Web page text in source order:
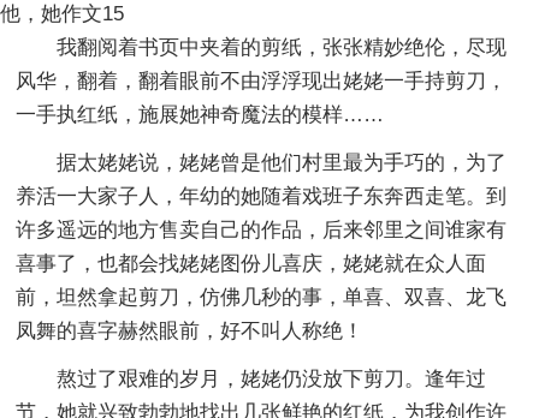
他，她作文15
我翻阅着书页中夹着的剪纸，张张精妙绝伦，尽现
风华，翻着，翻着眼前不由浮浮现出姥姥一手持剪刀，
一手执红纸，施展她神奇魔法的模样……
据太姥姥说，姥姥曾是他们村里最为手巧的，为了
养活一大家子人，年幼的她随着戏班子东奔西走笔。到
许多遥远的地方售卖自己的作品，后来邻里之间谁家有
喜事了，也都会找姥姥图份儿喜庆，姥姥就在众人面
前，坦然拿起剪刀，仿佛几秒的事，单喜、双喜、龙飞
凤舞的喜字赫然眼前，好不叫人称绝！
熬过了艰难的岁月，姥姥仍没放下剪刀。逢年过
节，她就兴致勃勃地找出几张鲜艳的红纸，为我创作许